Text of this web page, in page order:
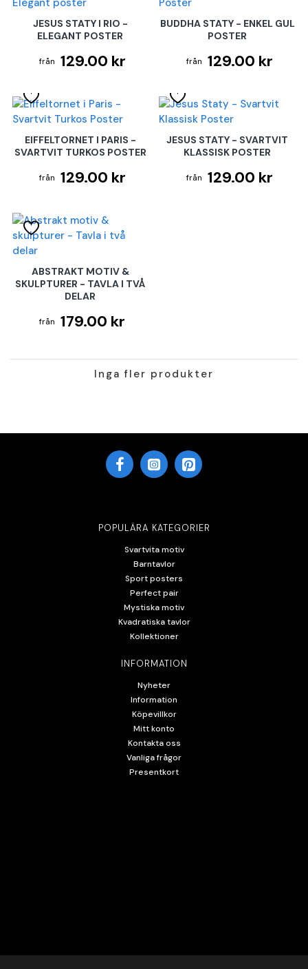
JESUS STATY I RIO -
ELEGANT POSTER
129.00 kr
BUDDHA STATY - ENKEL GUL
POSTER
129.00 kr
EIFFELTORNET I PARIS -
SVARTVIT TURKOS POSTER
129.00 kr
JESUS STATY - SVARTVIT
KLASSISK POSTER
129.00 kr
ABSTRAKT MOTIV &
SKULPTURER - TAVLA I TVÅ
DELAR
179.00 kr
Inga fler produkter
POPULÄRA KATEGORIER
Svartvita motiv
Barntavlor
Sport posters
Perfect pair
Mystiska motiv
Kvadratiska tavlor
Kollektioner
INFORMATION
Nyheter
Information
Köpevillkor
Mitt konto
Kontakta oss
Vanliga frågor
Presentkort